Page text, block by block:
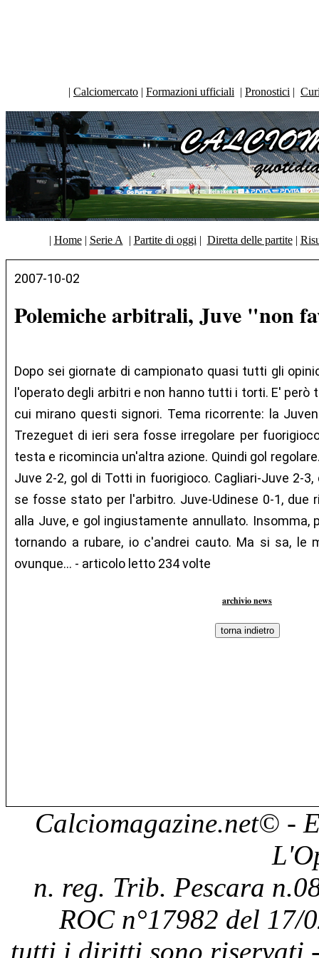
| Calciomercato | Formazioni ufficiali | Pronostici |
| Home| Serie A | Partite di oggi | Diretta delle partite|
2007-10-02
Polemiche arbitrali, Juve "non
Dopo sei giornate di campionato quasi tutti gli
l'operato degli arbitri e non hanno tutti i torti. E'
cui mirano questi signori. Tema ricorrente: la
Trezeguet di ieri sera fosse irregolare per
testa e ricomincia un'altra azione. Quindi gol
Juve 2-2, gol di Totti in fuorigioco. Cagliari-Juve 2-
se fosse stato per l'arbitro. Juve-Udinese 0-1, due
alla Juve, e gol ingiustamente annullato. Insomma,
tornando a rubare, io c'andrei cauto. Ma si sa, le
ovunque... - articolo letto 234 volte
archivio news
Calciomagazine.net© -
n. reg. Trib. Pescara
ROC n°17982 del 17/
tutti i diritti sono riservati